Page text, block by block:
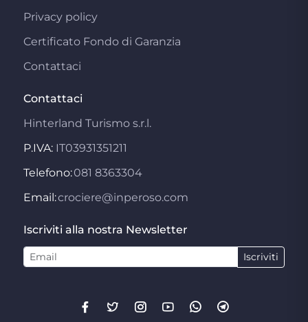
Privacy policy
Certificato Fondo di Garanzia
Contattaci
Contattaci
Hinterland Turismo s.r.l.
P.IVA: IT03931351211
Telefono:081 8363304
Email:crociere@inperoso.com
Iscriviti alla nostra Newsletter
Iscriviti